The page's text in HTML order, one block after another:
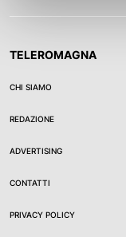
TELEROMAGNA
CHI SIAMO
REDAZIONE
ADVERTISING
CONTATTI
PRIVACY POLICY